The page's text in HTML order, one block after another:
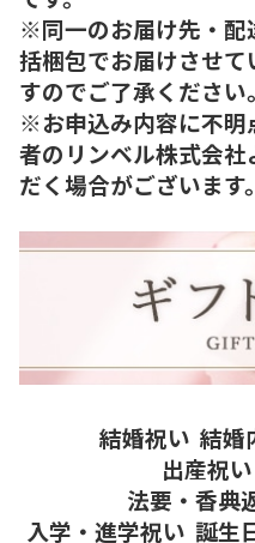
※同一のお届け先・配
括梱包でお届けさせ
すのでご了承ください。
※お申込み内容に不明
者のリンベル株式会
だく場合がございます。
結婚祝い 結婚
出産祝い
法要・香典
入学・進学祝い 誕生